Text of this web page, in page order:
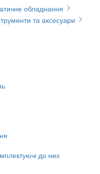
обладнання
та аксесуари
до них